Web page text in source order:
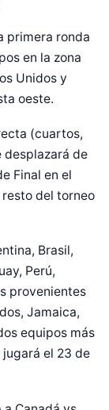
primera ronda
en la zona
Unidos y
oeste.
(cuartos,
desplazará de
Final en el
del torneo
Brasil,
Perú,
provenientes
Jamaica,
equipos más
el 23 de